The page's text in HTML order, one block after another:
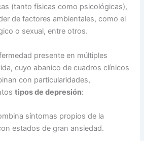
(tanto físicas como psicológicas),
de factores ambientales, como el
o sexual, entre otros.
presente en múltiples
cuyo abanico de cuadros clínicos
con particularidades,
tipos de depresión:
síntomas propios de la
estados de gran ansiedad.